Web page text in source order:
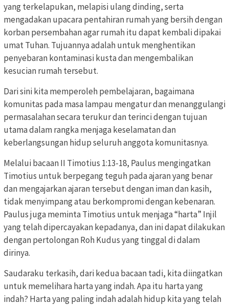
yang terkelapukan, melapisi ulang dinding, serta
mengadakan upacara pentahiran rumah yang bersih dengan
korban persembahan agar rumah itu dapat kembali dipakai
umat Tuhan. Tujuannya adalah untuk menghentikan
penyebaran kontaminasi kusta dan mengembalikan
kesucian rumah tersebut.
Dari sini kita memperoleh pembelajaran, bagaimana
komunitas pada masa lampau mengatur dan menanggulangi
permasalahan secara terukur dan terinci dengan tujuan
utama dalam rangka menjaga keselamatan dan
keberlangsungan hidup seluruh anggota komunitasnya.
Melalui bacaan II Timotius 1:13-18, Paulus mengingatkan
Timotius untuk berpegang teguh pada ajaran yang benar
dan mengajarkan ajaran tersebut dengan iman dan kasih,
tidak menyimpang atau berkompromi dengan kebenaran.
Paulus juga memintaTimotius untuk menjaga “harta” Injil
yang telah dipercayakan kepadanya, dan ini dapat dilakukan
dengan pertolongan Roh Kudus yang tinggal di dalam
dirinya.
Saudaraku terkasih, dari kedua bacaan tadi, kita diingatkan
untuk memelihara harta yang indah. Apa itu harta yang
indah? Harta yang paling indah adalah hidup kita yang telah